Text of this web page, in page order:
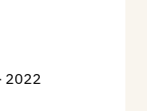
2022